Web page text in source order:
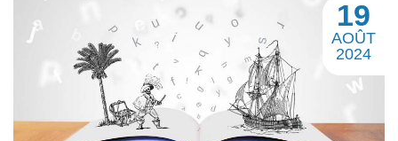
19
AOÛT
2024